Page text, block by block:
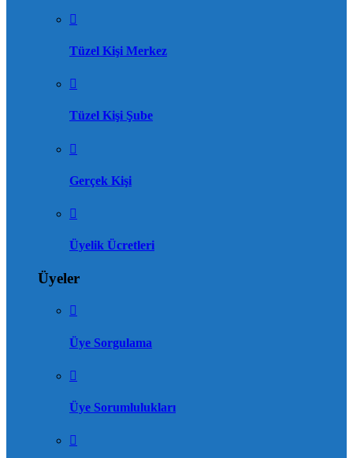
Tüzel Kişi Merkez
Tüzel Kişi Şube
Gerçek Kişi
Üyelik Ücretleri
Üyeler
Üye Sorgulama
Üye Sorumlulukları